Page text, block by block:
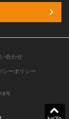
合わせ
シーポリシー
号